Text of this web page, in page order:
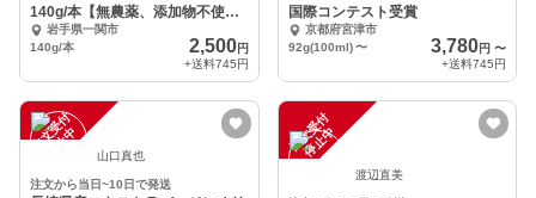
140g/本【無農薬、添加物不使
用】岩手県一関市
140g/本
2,500円
+送料745円
国際コンテスト受賞
京都府宮津市
92g(100ml) 〜 3,780円 〜
+送料745円
注
文
受
付
停
止
中 山口真也
注文から当日~10日で発送
注
文
受
付
停
止
中
渡辺直美